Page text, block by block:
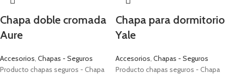
Chapa doble cromada
Aure
Accesorios, Chapas - Seguros
Producto chapas seguros - Chapa
Chapa para dormitorio
Yale
Accesorios, Chapas - Seguros
Producto chapas seguros - Chapa